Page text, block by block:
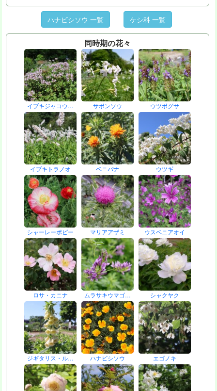
ハナビシソウ 一覧 ケシ科 一覧
同時期の花々
イブキジャコウ… サボンソウ ウツボグサ
イブキトラノオ ベニバナ ウツギ
シャーレーポピー マリアアザミ ウスベニアオイ
ロサ・カニナ ムラサキウマゴ… シャクヤク
ジギタリス・ル… ハナビシソウ エゴノキ